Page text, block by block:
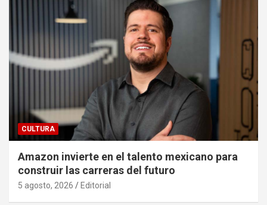
CULTURA
Amazon invierte en el talento mexicano para
construir las carreras del futuro
5 agosto, 2026 Editorial